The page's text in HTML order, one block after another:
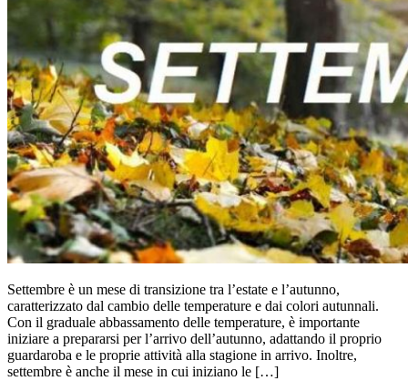
Settembre è un mese di transizione tra l’estate e l’autunno,
caratterizzato dal cambio delle temperature e dai colori autunnali.
Con il graduale abbassamento delle temperature, è importante
iniziare a prepararsi per l’arrivo dell’autunno, adattando il proprio
guardaroba e le proprie attività alla stagione in arrivo. Inoltre,
settembre è anche il mese in cui iniziano le […]